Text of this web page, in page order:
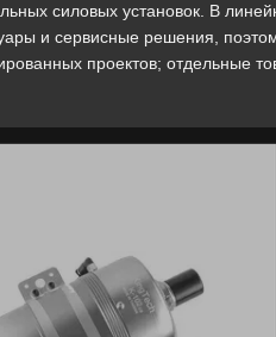
силовых установок. В
и сервисные решения,
проектов; отдельные